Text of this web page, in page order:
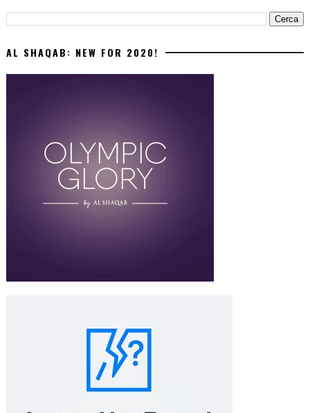
AL SHAQAB: NEW FOR 2020!